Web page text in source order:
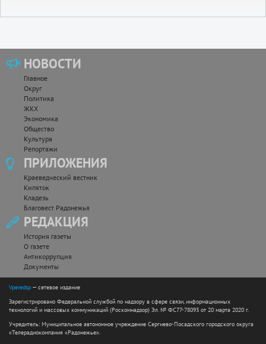
НОВОСТИ
Главное
Округ
Политика
ЖКХ
Экономика
Общество
Культура
Репортажи
ПРИЛОЖЕНИЯ
Краеведческий вестник
Кипяток
Кладезь
Благовест Радонежья
РЕДАКЦИЯ
История газеты
О газете
Антикоррупция
Документы
Vperedsp — сетевое издание
Зарегистрировано Федеральной службой по надзору в сфере связи, информационных
технологий и массовых коммуникаций (Роскомнадзор) Эл. № ФС77-78093 от 20 марта 2020 г.
Учредитель: Муниципальное автономное учреждение Сергиево-Посадского городского округа
«Телерадиокомпания «Радонежье».